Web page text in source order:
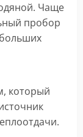
Чаще
пробор
который